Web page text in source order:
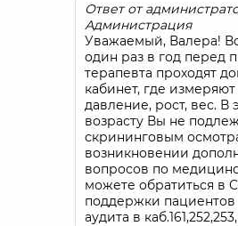
Ответ от
Администрация
Уважаемый, Валера!
один раз в год перед
терапевта проходят
кабинет, где
давление, рост, вес. В
возрасту Вы не
скрининговым
возникновении
вопросов по
можете обратиться в
поддержки пациентов
аудита в